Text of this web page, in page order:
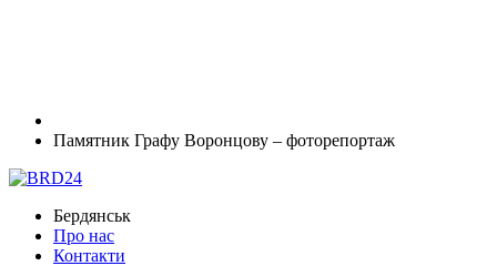
Памятник Графу Воронцову – фоторепортаж
Бердянськ
Про нас
Контакти